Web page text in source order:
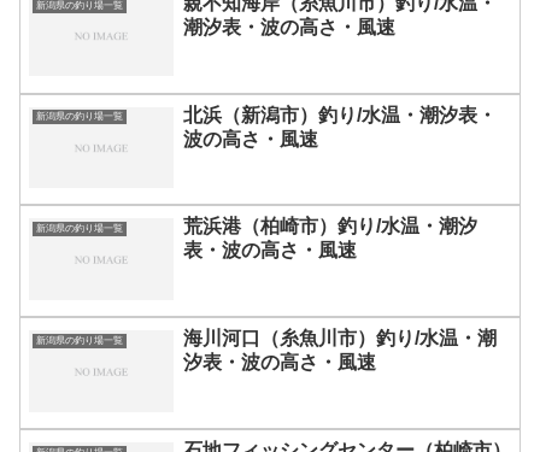
新潟県の釣り場一覧
潮汐表・波の高さ・風速
新潟県の釣り場一覧
北浜（新潟市）釣り/水温・潮汐表・
波の高さ・風速
新潟県の釣り場一覧
荒浜港（柏崎市）釣り/水温・潮汐
表・波の高さ・風速
新潟県の釣り場一覧
海川河口（糸魚川市）釣り/水温・潮
汐表・波の高さ・風速